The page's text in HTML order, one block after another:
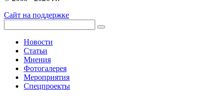
Сайт на поддержке
Новости
Статьи
Мнения
Фотогалерея
Мероприятия
Спецпроекты